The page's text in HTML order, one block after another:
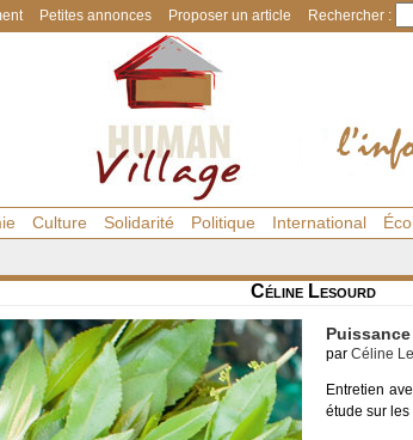
Petites annonces Proposer un article Rechercher :
Culture Solidarité Politique International
Céline Lesourd
par Céline
Entretien
étude sur